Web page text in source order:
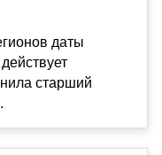
даты
старший